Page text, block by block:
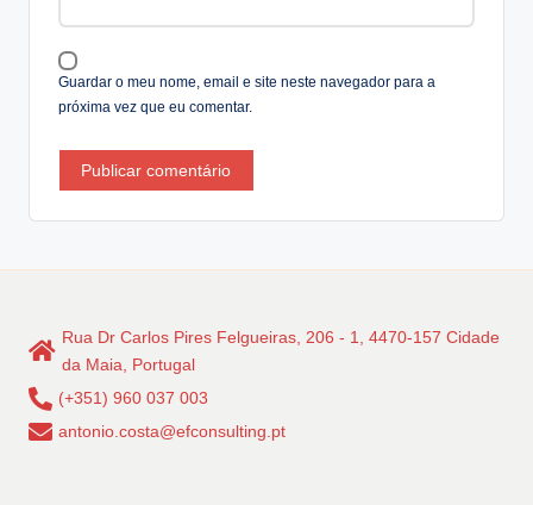
Guardar o meu nome, email e site neste navegador para a
próxima vez que eu comentar.
e
:
Rua Dr Carlos Pires Felgueiras, 206 - 1, 4470-157 Cidade
da Maia, Portugal
(+351) 960 037 003
antonio.costa@efconsulting.pt